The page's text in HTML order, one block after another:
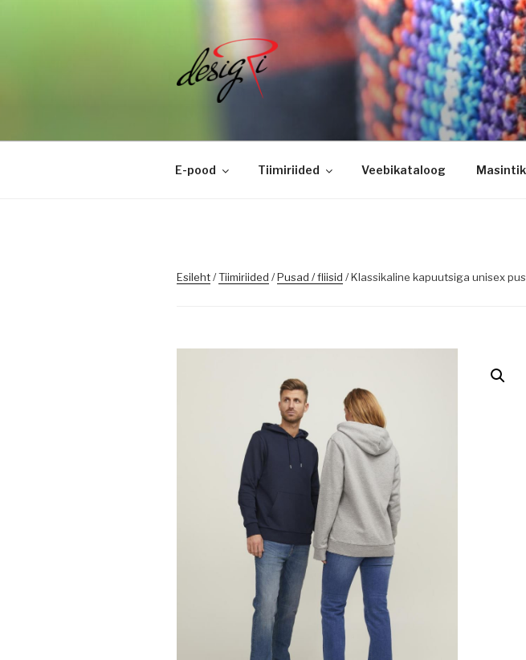
Masintikkimine, tiimiriided, logo riietele tikkimine,
E-pood Tiimiriided Veebikataloog
Esileht/Tiimiriided /Pusad / fliisid / Klassikaline kapuutsiga unisex